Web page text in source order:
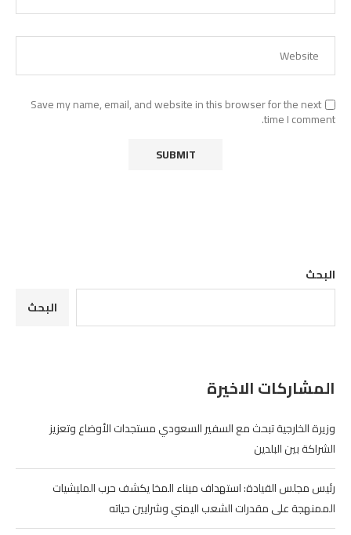
Save my name, email, and website in this browser for the next
time I comment.
البحث
البحث
المشاركات الاخيرة
وزيرة الخارجية تبحث مع السفير السعودي مستجدات الأوضاع وتعزيز
الشراكة بين البلدين
رئيس مجلس القيادة: استهداف ميناء المخا يكشف حرب المليشيات
الممنهجة على مقدرات الشعب اليمني وشرايين حياته